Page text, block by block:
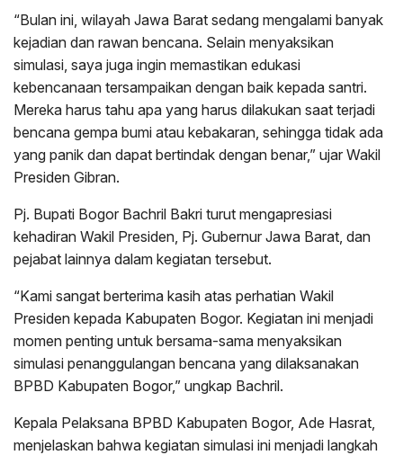
“Bulan ini, wilayah Jawa Barat sedang mengalami banyak
kejadian dan rawan bencana. Selain menyaksikan
simulasi, saya juga ingin memastikan edukasi
kebencanaan tersampaikan dengan baik kepada santri.
Mereka harus tahu apa yang harus dilakukan saat terjadi
bencana gempa bumi atau kebakaran, sehingga tidak ada
yang panik dan dapat bertindak dengan benar,” ujar Wakil
Presiden Gibran.
Pj. Bupati Bogor Bachril Bakri turut mengapresiasi
kehadiran Wakil Presiden, Pj. Gubernur Jawa Barat, dan
pejabat lainnya dalam kegiatan tersebut.
“Kami sangat berterima kasih atas perhatian Wakil
Presiden kepada Kabupaten Bogor. Kegiatan ini menjadi
momen penting untuk bersama-sama menyaksikan
simulasi penanggulangan bencana yang dilaksanakan
BPBD Kabupaten Bogor,” ungkap Bachril.
Kepala Pelaksana BPBD Kabupaten Bogor, Ade Hasrat,
menjelaskan bahwa kegiatan simulasi ini menjadi langkah